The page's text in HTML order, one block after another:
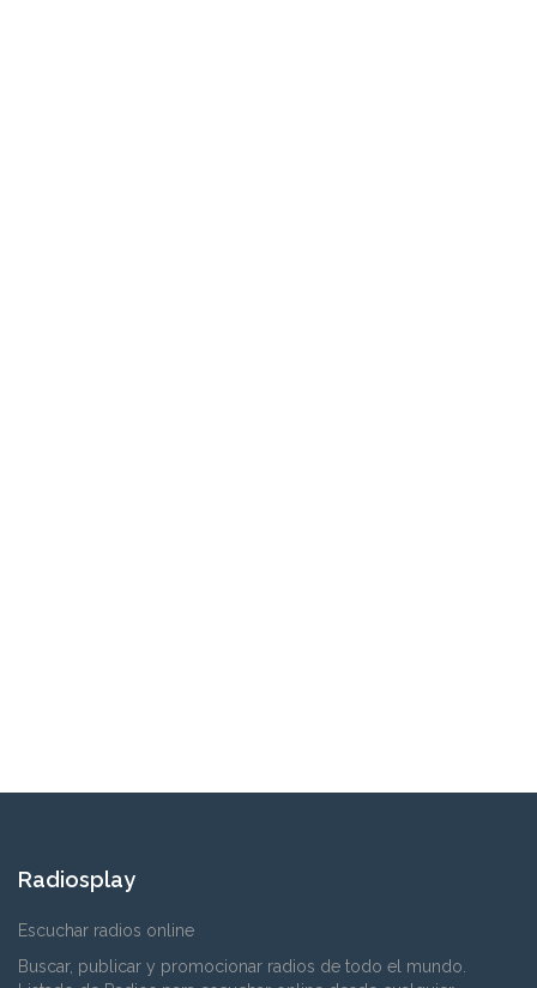
Radiosplay
Escuchar radios online
Buscar, publicar y promocionar radios de todo el mundo.